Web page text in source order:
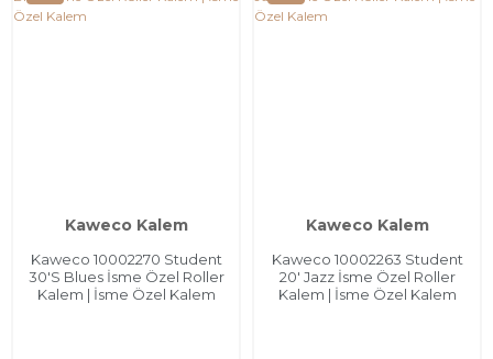
Kaweco Kalem
Kaweco 10002270 Student
30'S Blues İsme Özel Roller
Kalem | İsme Özel Kalem
Kaweco Kalem
Kaweco 10002263 Student
20' Jazz İsme Özel Roller
Kalem | İsme Özel Kalem